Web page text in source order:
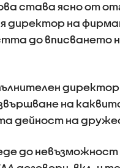
става ясно от
директор на
до вписването
на
дейност на
до невъзможност